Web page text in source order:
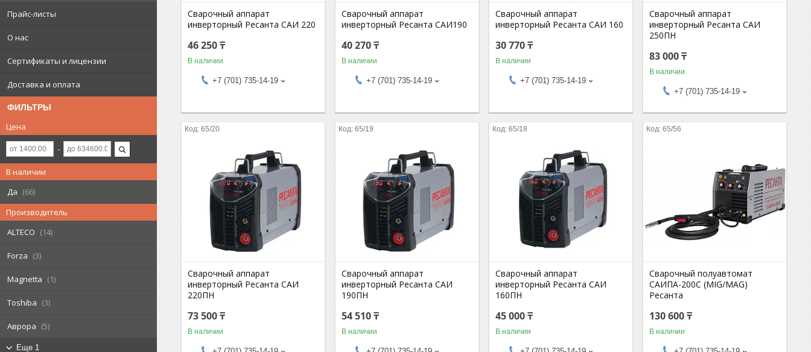
Прайс-листы
О нас
Сертификаты и лицензии
Доставка и оплата
ФИЛЬТРЫ
Цена
В наличии
Да
66
Производитель
ALTECO
14
Forza 3
Magnetta 1
Toshiba 3
Аврора 5
Еще 1
Сварочный аппарат
инверторный Ресанта САИ 220
46 250 ₸
В наличии
+7 (701) 735-14-19
Сварочный аппарат
инверторный Ресанта САИ190
40 270 ₸
В наличии
+7 (701) 735-14-19
Сварочный аппарат
инверторный Ресанта САИ 160
30 770 ₸
В наличии
+7 (701) 735-14-19
Сварочный аппарат
инверторный Ресанта САИ
250ПН
83 000 ₸
В наличии
+7 (701) 735-14-19
65/20
Сварочный аппарат
инверторный Ресанта САИ
220ПН
73 500 ₸
В наличии
65/19
Сварочный аппарат
инверторный Ресанта САИ
190ПН
54 510 ₸
В наличии
65/18
Сварочный аппарат
инверторный Ресанта САИ
160ПН
45 000 ₸
В наличии
65/56
Сварочный полуавтомат
САИПА-200C (MIG/MAG)
Ресанта
130 600 ₸
В наличии